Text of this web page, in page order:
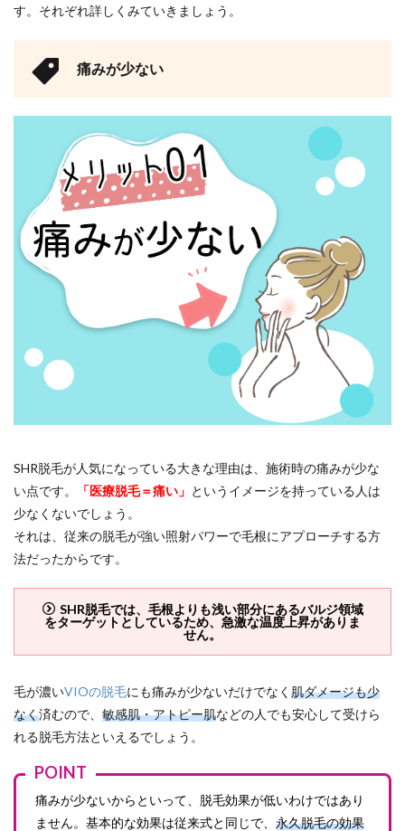
す。それぞれ詳しくみていきましょう。
痛みが少ない
SHR脱毛が人気になっている大きな理由は、施術時の痛みが少な
い点です。
「医療脱毛＝痛い」 というイメージを持っている人は
少なくないでしょう。
それは、従来の脱毛が強い照射パワーで毛根にアプローチする方
法だったからです。
SHR脱毛では、毛根よりも浅い部分にあるバルジ領域
をターゲットとしているため、急激な温度上昇がありま
せん。
毛が濃いVIOの脱毛にも痛みが少ないだけでなく 肌ダメージも少
なく済むので、 敏感肌・アトピー肌などの人でも安心して受けら
れる脱毛方法といえるでしょう。
POINT
痛みが少ないからといって、脱毛効果が低いわけではあり
ません。基本的な効果は従来式と同じで、 永久脱毛の効果